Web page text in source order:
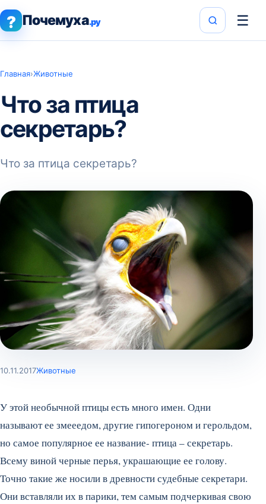
? Почемуха.ру ☰
Главная›Животные
Что за птица
секретарь?
Что за птица секретарь?
10.11.2017Животные
У этой необычной птицы есть много имен. Одни
называют ее змееедом, другие гипогероном и герольдом,
но самое популярное ее название- птица – секретарь.
Всему виной черные перья, украшающие ее голову.
Точно такие же носили в древности судебные секретари.
Они вставляли их в парики, тем самым подчеркивая свою